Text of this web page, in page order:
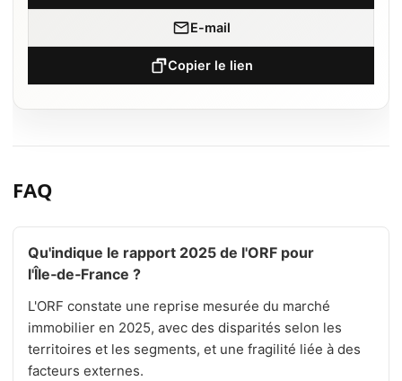
E-mail
Copier le lien
FAQ
Qu'indique le rapport 2025 de l'ORF pour
l'Île‑de‑France ?
L'ORF constate une reprise mesurée du marché
immobilier en 2025, avec des disparités selon les
territoires et les segments, et une fragilité liée à des
facteurs externes.